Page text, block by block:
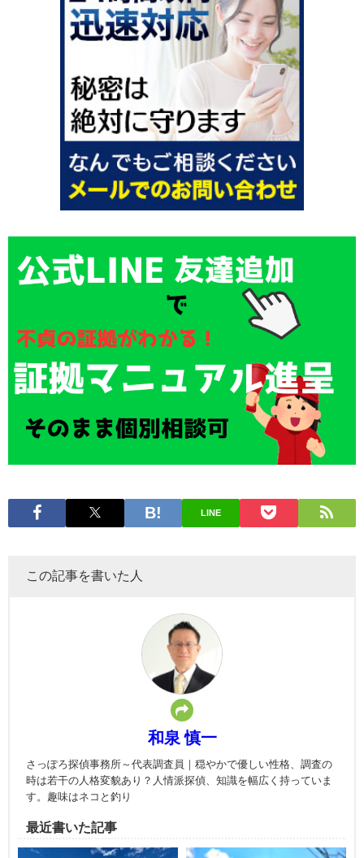
LINE
この記事を書いた人
和泉 慎一
さっぽろ探偵事務所～代表調査員｜穏やかで優しい性格、調査の
時は若干の人格変貌あり？人情派探偵、知識を幅広く持っていま
す。趣味はネコと釣り
最近書いた記事